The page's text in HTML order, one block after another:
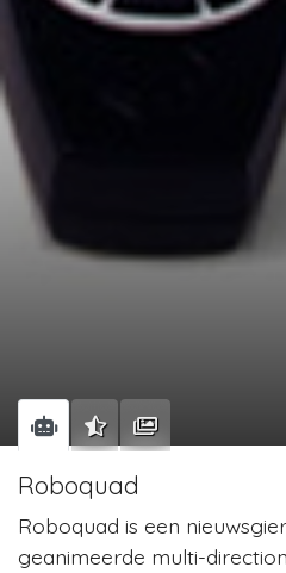
Roboquad
Roboquad is een
geanimeerde multi-